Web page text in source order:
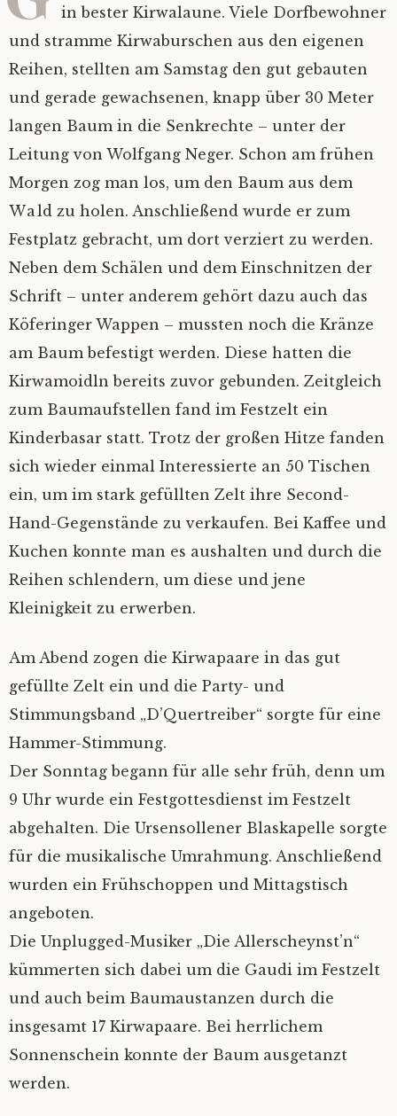
Impressum
Mietinventar
Kontakt
Satzung
Mitgliedsantrag
Mitgliederverwaltung
Nextcloud
Ferienprogramm
Datenschutz
Bilder
2026
2025
Alle Jahre
in bester Kirwalaune. Viele Dorfbewohner
und stramme Kirwaburschen aus den eigenen
Reihen, stellten am Samstag den gut gebauten
und gerade gewachsenen, knapp über 30 Meter
langen Baum in die Senkrechte – unter der
Leitung von Wolfgang Neger. Schon am frühen
Morgen zog man los, um den Baum aus dem
Wald zu holen. Anschließend wurde er zum
Festplatz gebracht, um dort verziert zu werden.
Neben dem Schälen und dem Einschnitzen der
Schrift – unter anderem gehört dazu auch das
Köferinger Wappen – mussten noch die Kränze
am Baum befestigt werden. Diese hatten die
Kirwamoidln bereits zuvor gebunden. Zeitgleich
zum Baumaufstellen fand im Festzelt ein
Kinderbasar statt. Trotz der großen Hitze fanden
sich wieder einmal Interessierte an 50 Tischen
ein, um im stark gefüllten Zelt ihre Second-
Hand-Gegenstände zu verkaufen. Bei Kaffee und
Kuchen konnte man es aushalten und durch die
Reihen schlendern, um diese und jene
Kleinigkeit zu erwerben.
Am Abend zogen die Kirwapaare in das gut
gefüllte Zelt ein und die Party- und
Stimmungsband „D’Quertreiber“ sorgte für eine
Hammer-Stimmung.
Der Sonntag begann für alle sehr früh, denn um
9 Uhr wurde ein Festgottesdienst im Festzelt
abgehalten. Die Ursensollener Blaskapelle sorgte
für die musikalische Umrahmung. Anschließend
wurden ein Frühschoppen und Mittagstisch
angeboten.
Die Unplugged-Musiker „Die Allerscheynst’n“
kümmerten sich dabei um die Gaudi im Festzelt
und auch beim Baumaustanzen durch die
insgesamt 17 Kirwapaare. Bei herrlichem
Sonnenschein konnte der Baum ausgetanzt
werden.